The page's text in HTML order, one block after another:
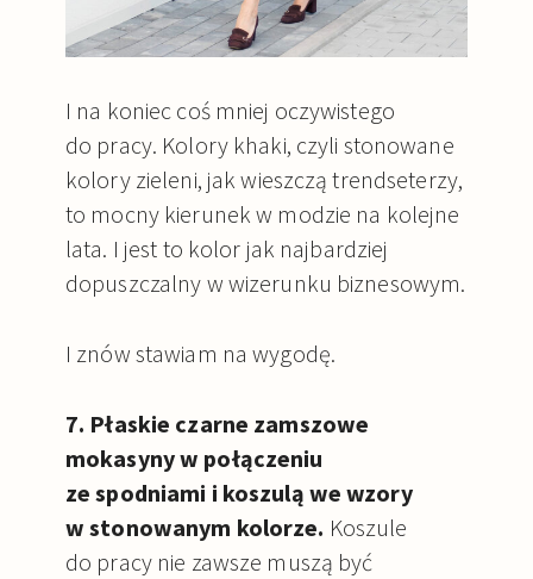
I na koniec coś mniej oczywistego
do pracy. Kolory khaki, czyli stonowane
kolory zieleni, jak wieszczą trendseterzy,
to mocny kierunek w modzie na kolejne
lata. I jest to kolor jak najbardziej
dopuszczalny w wizerunku biznesowym.
I znów stawiam na wygodę.
7. Płaskie czarne zamszowe
mokasyny w połączeniu
ze spodniami i koszulą we wzory
w stonowanym kolorze. Koszule
do pracy nie zawsze muszą być